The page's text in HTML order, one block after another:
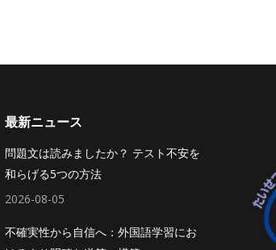
最新ニュース
問題文は読みましたか？ テスト不安を
和らげる5つの方法
2026-08-05
不確実性から自信へ：外国語学習にお